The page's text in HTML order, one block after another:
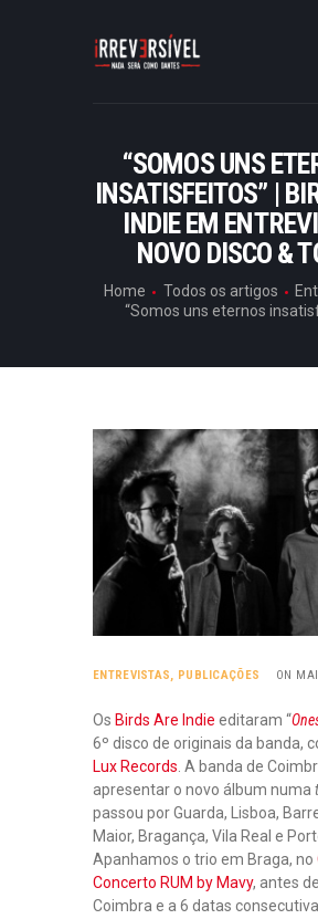
“SOMOS UNS
INSATISFEITOS” |
INDIE EM
NOVO DISCO &
Home Todos os artigos
“Somos uns eternos
HOME
CRÓNICAS
ENTREVISTAS
ARTIGOS
ENTREVISTAS, PUBLICAÇÕES ON
Os Birds Are Indie editaram “
6º disco de originais da banda,
Lux Records. A banda de
apresentar o novo álbum numa
passou por Guarda, Lisboa,
Maior, Bragança, Vila Real e
Apanhamos o trio em Braga, no
Concerto RUM by Mavy, antes
Coimbra e a 6 datas